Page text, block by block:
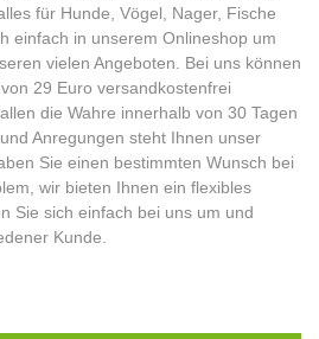
für Hunde, Vögel, Nager, Fische
einfach in unserem Onlineshop um
vielen Angeboten. Bei uns können
29 Euro versandkostenfrei
die Wahre innerhalb von 30 Tagen
Anregungen steht Ihnen unser
Sie einen bestimmten Wunsch bei
wir bieten Ihnen ein flexibles
Sie sich einfach bei uns um und
Kunde.